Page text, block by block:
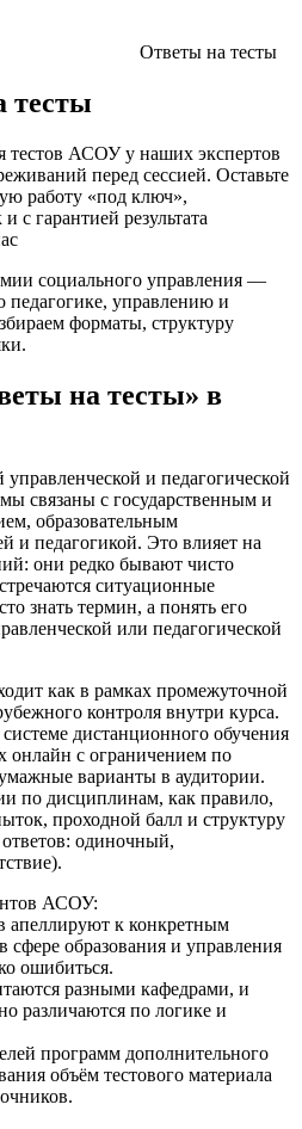
Ответы на тесты
тесты
тестов АСОУ у наших экспертов
перед сессией. Оставьте
работу «под ключ»,
с гарантией результата
социального управления —
управлению и
форматы, структуру
на тесты» в
и педагогической
связаны с государственным и
образовательным
и педагогикой. Это влияет на
они редко бывают чисто
ситуационные
знать термин, а понять его
или педагогической
как в рамках промежуточной
контроля внутри курса.
системе дистанционного обучения
онлайн с ограничением по
варианты в аудитории.
по дисциплинам, как правило,
проходной балл и структуру
одиночный,
АСОУ:
к конкретным
образования и управления
ошибиться.
разными кафедрами, и
различаются по логике и
программ дополнительного
объём тестового материала